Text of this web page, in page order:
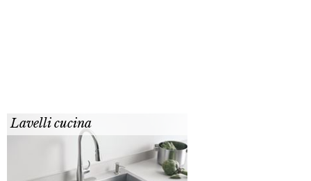
Lavelli cucina